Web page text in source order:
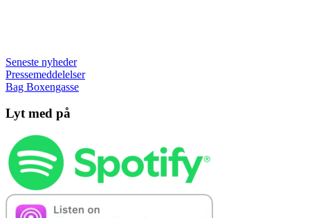
Seneste nyheder
Pressemeddelelser
Bag Boxengasse
Lyt med på